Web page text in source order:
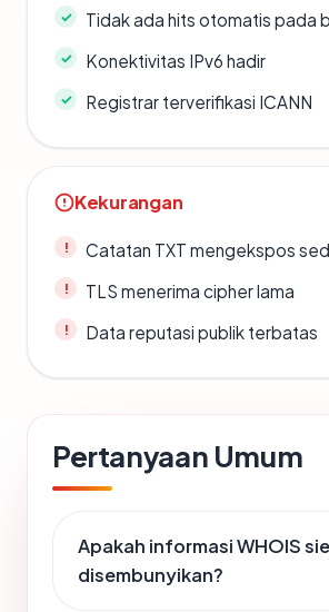
Tidak ada hits otomatis pada
Konektivitas IPv6 hadir
Registrar terverifikasi ICANN
Kekurangan
Catatan TXT mengekspos
TLS menerima cipher lama
Data reputasi publik terbatas
Pertanyaan Umum
Apakah informasi WHOIS
disembunyikan?